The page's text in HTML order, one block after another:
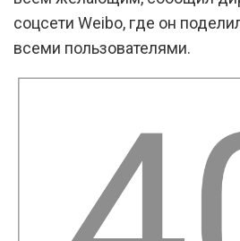
соцсети Weibo, где он
всеми пользователями.